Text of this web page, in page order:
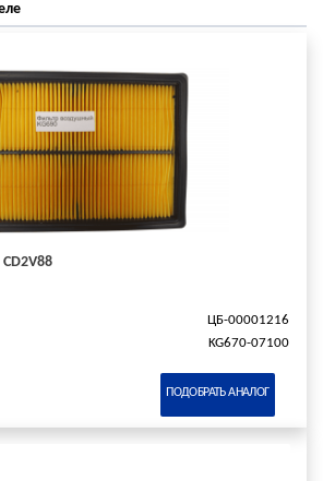
ЦБ-00001216
KG670-07100
ПОДОБРАТЬ АНАЛОГ